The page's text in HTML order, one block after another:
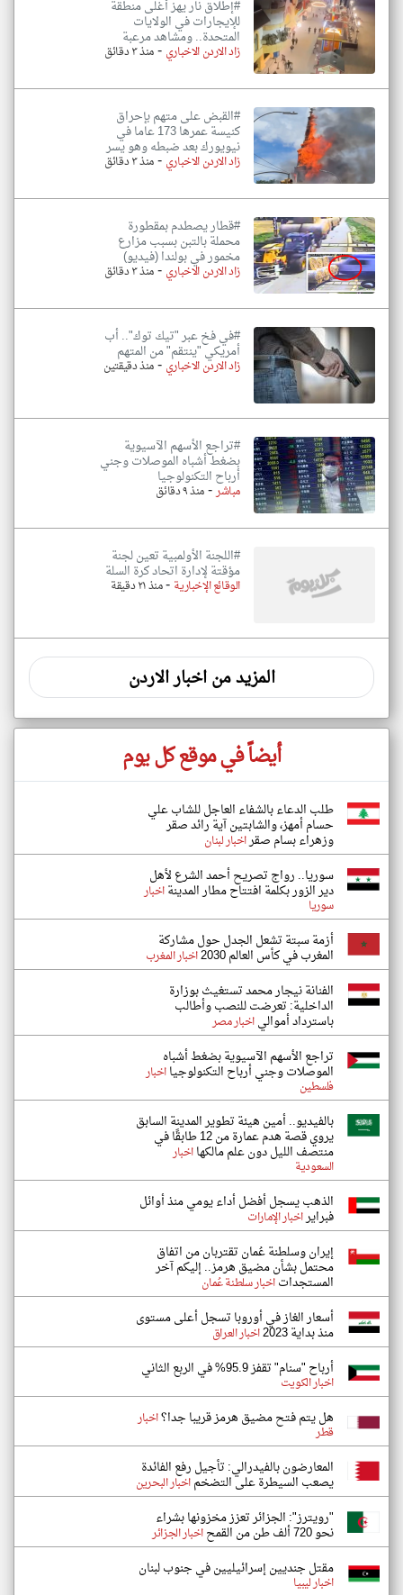
#إطلاق نار يهز أغلى منطقة
للإيجارات في الولايات
المتحدة.. ومشاهد مرعبة
زاد الاردن الاخباري -منذ ٣ دقائق
#القبض على متهم بإحراق
كنيسة عمرها 173 عاما في
نيويورك بعد ضبطه وهو يسر
زاد الاردن الاخباري -منذ ٣ دقائق
#قطار يصطدم بمقطورة
محملة بالتبن بسبب مزارع
مخمور في بولندا (فيديو)
زاد الاردن الاخباري -منذ ٣ دقائق
#في فخ عبر "تيك توك".. أب
أمريكي "ينتقم" من المتهم
زاد الاردن الاخباري -منذ دقيقتين
#تراجع الأسهم الآسيوية
بضغط أشباه الموصلات وجني
أرباح التكنولوجيا
مباشر-منذ ٩ دقائق
#اللجنة الأولمبية تعين لجنة
مؤقتة لإدارة اتحاد كرة السلة
الوقائع الإخبارية -منذ ٢١ دقيقة
المزيد من اخبار الاردن
أيضاً في موقع كل يوم
طلب الدعاء بالشفاء العاجل للشاب علي
حسام أمهز، والشابتين آية رائد صقر
وزهراء بسام صقراخبار لبنان
سوريا.. رواج تصريح أحمد الشرع لأهل
دير الزور بكلمة افتتاح مطار المدينةاخبار
سوريا
أزمة سبتة تشعل الجدل حول مشاركة
المغرب في كأس العالم 2030 اخبار المغرب
الفنانة نيجار محمد تستغيث بوزارة
الداخلية: تعرضت للنصب وأطالب
باسترداد أموالياخبار مصر
تراجع الأسهم الآسيوية بضغط أشباه
الموصلات وجني أرباح التكنولوجيااخبار
فلسطين
بالفيديو.. أمين هيئة تطوير المدينة السابق
يروي قصة هدم عمارة من 12 طابقًا في
منتصف الليل دون علم مالكهااخبار
السعودية
الذهب يسجل أفضل أداء يومي منذ أوائل
فبرايراخبار الإمارات
إيران وسلطنة عُمان تقتربان من اتفاق
محتمل بشأن مضيق هرمز.. إليكم آخر
المستجداتاخبار سلطنة عُمان
أسعار الغاز في أوروبا تسجل أعلى مستوى
منذ بداية 2023 اخبار العراق
أرباح "سنام" تقفز 95.9% في الربع الثاني
اخبار الكويت
هل يتم فتح مضيق هرمز قريبا جدا؟اخبار
قطر
المعارضون بالفيدرالي: تأجيل رفع الفائدة
يصعب السيطرة على التضخماخبار البحرين
"رويترز": الجزائر تعزز مخزونها بشراء
نحو 720 ألف طن من القمح اخبار الجزائر
مقتل جنديين إسرائيليين في جنوب لبنان
اخبار ليبيا